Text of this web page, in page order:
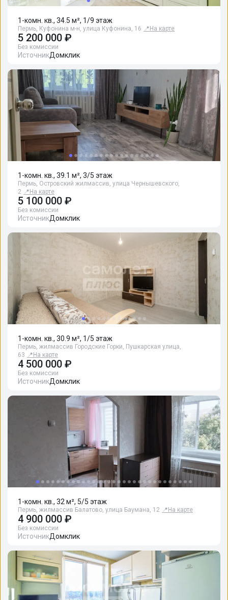
1-комн. кв., 34.5 м², 1/9 этаж
Пермь, Куфонина м-н, улица Куфонина, 16 📍 На карте
5 200 000 ₽
Без комиссии
ИсточникДомклик
1-комн. кв., 39.1 м², 3/5 этаж
Пермь, Островский жилмассив, улица Чернышевского,
2 📍 На карте
5 100 000 ₽
Без комиссии
ИсточникДомклик
1-комн. кв., 30.9 м², 1/5 этаж
Пермь, жилмассив Городские Горки, Пушкарская улица,
63 📍 На карте
4 500 000 ₽
Без комиссии
ИсточникДомклик
1-комн. кв., 32 м², 5/5 этаж
Пермь, жилмассив Балатово, улица Баумана, 12 📍 На карте
4 900 000 ₽
Без комиссии
ИсточникДомклик